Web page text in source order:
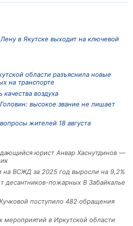
в Якутске выходит на ключевой
области разъяснила новые
на транспорте
качества воздуха
высокое звание не лишает
жителей 18 августа
юрист Анвар Хаснутдинов —
на ВСЖД за 2025 год выросли на 9,2%
десантников-пожарных В Забайкалье
поступило 482 обращения
мероприятий в Иркутской области